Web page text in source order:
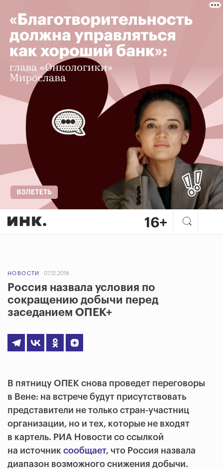
НОВОСТИ 07.12.2018
Россия назвала условия по
сокращению добычи перед
заседанием ОПЕК+
В пятницу ОПЕК снова проведет переговоры
в Вене: на встрече будут присутствовать
представители не только стран-участниц
организации, но и тех, которые не входят
в картель. РИА Новости со ссылкой
на источник сообщает, что Россия назвала
диапазон возможного снижения добычи.